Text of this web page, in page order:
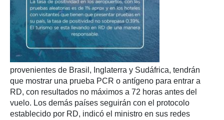
provenientes de Brasil, Inglaterra y Sudáfrica, tendrán
que mostrar una prueba PCR o antígeno para entrar a
RD, con resultados no máximos a 72 horas antes del
vuelo. Los demás países seguirán con el protocolo
establecido por RD, indicó el ministro en sus redes